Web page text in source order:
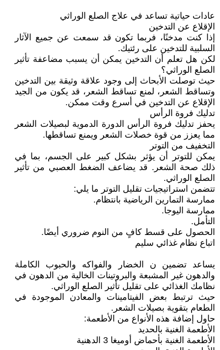
عادات حياتية تساعد في علاج الصلع الوراثي
الإقلاع عن التدخين
إذا كنت مدخنًا، فربما تكون قد سمعت عن جميع الآثار
السلبية للتدخين على رئتيك.
لكن هل تعلم أن التدخين يمكن أن يسبب مضاعفة تأثير
الصلع الوراثي؟
حيث توصلت الأبحاث إلى وجود علاقة وثيقة بين التدخين
وتساقط الشعر، لمنع تساقط الشعر، قد يكون من الجيد
الإقلاع عن التدخين في أسرع وقت ممكن.
تدليك فروة الرأس
يحفز تدليك فروة الرأس الدورة الدموية لبصيلات الشعر
مما يعزز من قوة خصلات الشعر ويمنع تساقطها.
التخفيف من التوتر
يمكن للتوتر أن يؤثر بشكل كبير على الجسم، بما في
ذلك صحة الشعر. قد يضاعف الضغط العصبي من تأثير
الصلع الوراثي.
تتضمن استراتيجيات تقليل التوتر ما يلي:
ممارسة التمارين الرياضية بانتظام.
ممارسة اليوجا.
التأمل.
الحصول على قسط كافٍ من النوم ضروري أيضًا.
اتباع نظام غذائي سليم
يساعد تضمين ن الخضار والفواكه والحبوب الكاملة
والدهون غير المشبعة والبروتينات الخالية من الدهون في
نظامك الغذائي على تقليل تأثير الصلع الوراثي.
حيث ترتبط بعض الفيتامينات والمعادن الموجودة في
الطعام بتقوية بصيلات الشعر.
حاول إضافة هذه الأنواع من الأطعمة:
الأطعمة الغنية بالحديد
الأطعمة الغنية بأحماض أوميغا 3 الدهنية